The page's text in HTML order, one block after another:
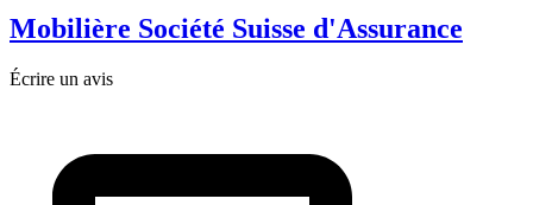
Mobilière Société Suisse d'Assurance
Écrire un avis